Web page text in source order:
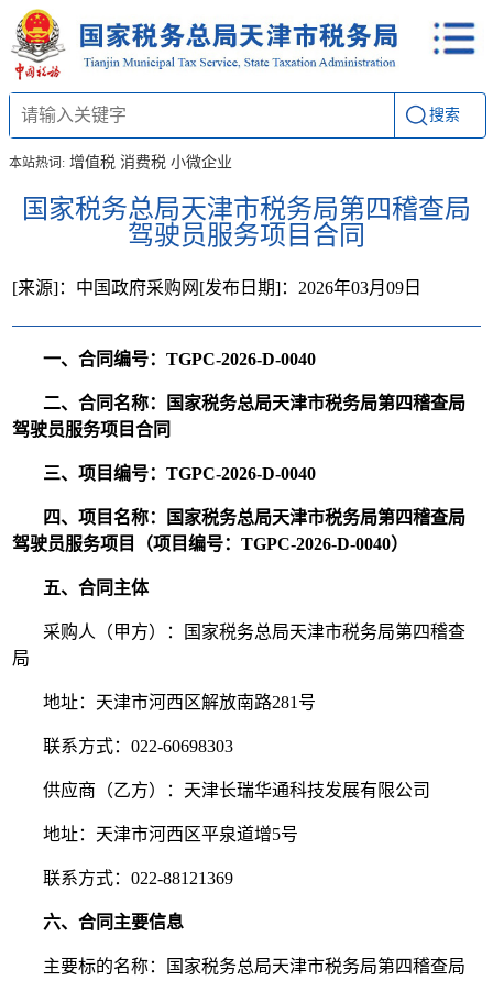
搜索
本站热词: 增值税 消费税 小微企业
国家税务总局天津市税务局第四稽查局
驾驶员服务项目合同
[发布日期]：2026年03月09日
[来源]：中国政府采购网
一、合同编号：TGPC-2026-D-0040
二、合同名称：国家税务总局天津市税务局第四稽查局
驾驶员服务项目合同
三、项目编号：TGPC-2026-D-0040
四、项目名称：国家税务总局天津市税务局第四稽查局
驾驶员服务项目（项目编号：TGPC-2026-D-0040）
五、合同主体
采购人（甲方）：国家税务总局天津市税务局第四稽查
局
地址：天津市河西区解放南路281号
联系方式：022-60698303
供应商（乙方）：天津长瑞华通科技发展有限公司
地址：天津市河西区平泉道增5号
联系方式：022-88121369
六、合同主要信息
主要标的名称：国家税务总局天津市税务局第四稽查局